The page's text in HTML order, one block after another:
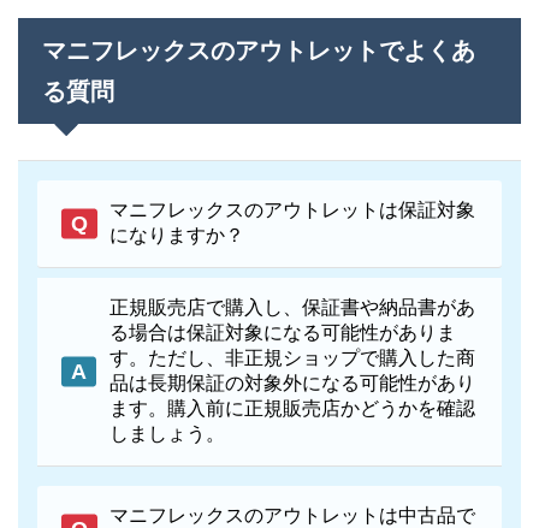
マニフレックスのアウトレットでよくあ
る質問
マニフレックスのアウトレットは保証対象
になりますか？
正規販売店で購入し、保証書や納品書があ
る場合は保証対象になる可能性がありま
す。ただし、非正規ショップで購入した商
品は長期保証の対象外になる可能性があり
ます。購入前に正規販売店かどうかを確認
しましょう。
マニフレックスのアウトレットは中古品で